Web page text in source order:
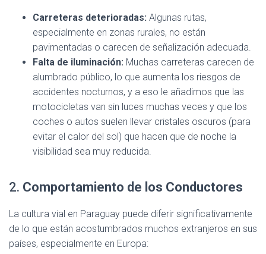
Carreteras deterioradas: Algunas rutas,
especialmente en zonas rurales, no están
pavimentadas o carecen de señalización adecuada.
Falta de iluminación: Muchas carreteras carecen de
alumbrado público, lo que aumenta los riesgos de
accidentes nocturnos, y a eso le añadimos que las
motocicletas van sin luces muchas veces y que los
coches o autos suelen llevar cristales oscuros (para
evitar el calor del sol) que hacen que de noche la
visibilidad sea muy reducida.
2. Comportamiento de los Conductores
La cultura vial en Paraguay puede diferir significativamente
de lo que están acostumbrados muchos extranjeros en sus
países, especialmente en Europa: